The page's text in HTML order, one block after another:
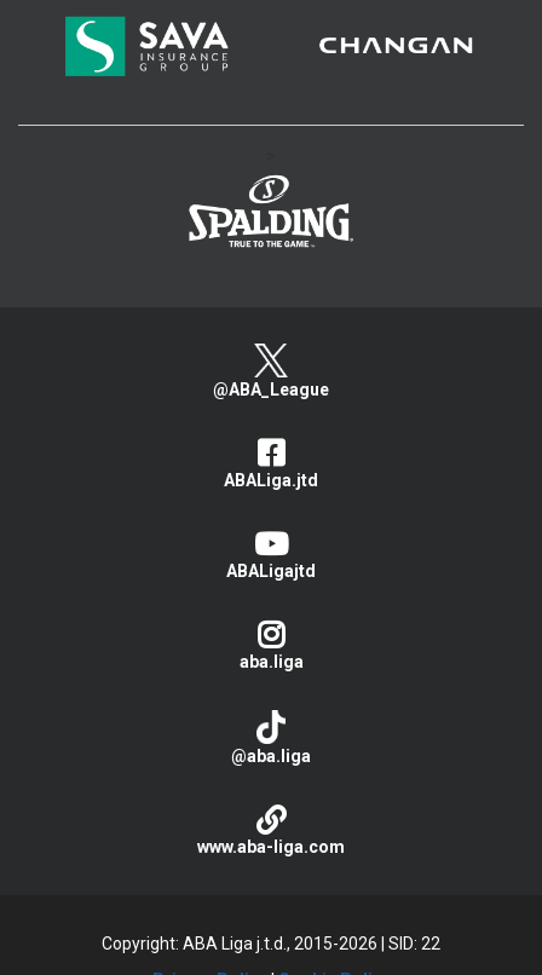
@ABA_League
ABALiga.jtd
ABALigajtd
aba.liga
@aba.liga
www.aba-liga.com
Copyright: ABA Liga j.t.d., 2015-2026
SID: 22